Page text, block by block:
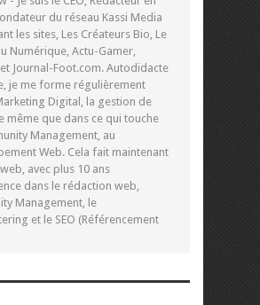
du réseau Kassi Media
les sites, Les Créateurs Bio, Le
Numérique, Actu-Gamer,
Journal-Foot.com. Autodidacte
je me forme régulièrement
Digital, la gestion de
même que dans ce qui touche
Management, au
Web. Cela fait maintenant
avec plus 10 ans
dans le rédaction web,
Management, le
et le SEO (Référencement